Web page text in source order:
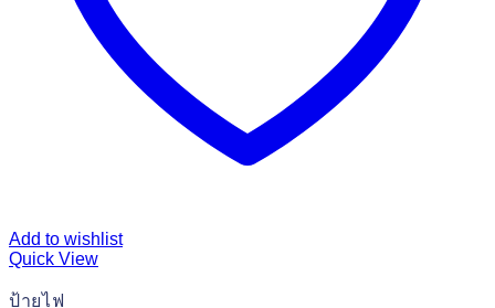
Add to wishlist
Quick View
ป้ายไฟ